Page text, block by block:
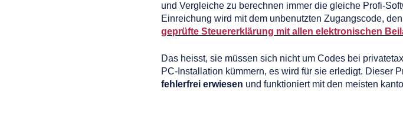
und Vergleiche zu berechnen immer die gleiche Profi-
Einreichung wird mit dem unbenutzten Zugangscode,
geprüfte Steuererklärung mit allen elektronischen
Das heisst, sie müssen sich nicht um Codes bei
PC-Installation kümmern, es wird für sie erledigt. Dieser
fehlerfrei erwiesen und funktioniert mit den meisten